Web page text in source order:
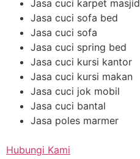
Jasa cuci karpet masjid
Jasa cuci sofa bed
Jasa cuci sofa
Jasa cuci spring bed
Jasa cuci kursi kantor
Jasa cuci kursi makan
Jasa cuci jok mobil
Jasa cuci bantal
Jasa poles marmer
Hubungi Kami